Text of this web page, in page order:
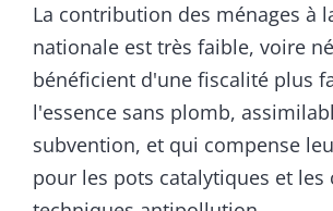
La contribution des ménages à
nationale est très faible, voire
bénéficient d'une fiscalité plus
l'essence sans plomb,
subvention, et qui compense
pour les pots catalytiques et les